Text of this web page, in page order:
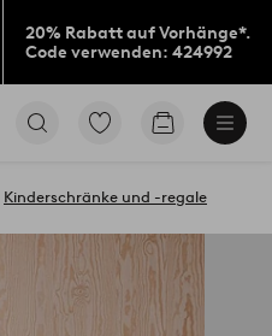
20% Rabatt auf Vorhänge*.
Code verwenden: 424992
Zu
Favoriten
Produkten
gehen
Zum
Kinderschränke und -regale